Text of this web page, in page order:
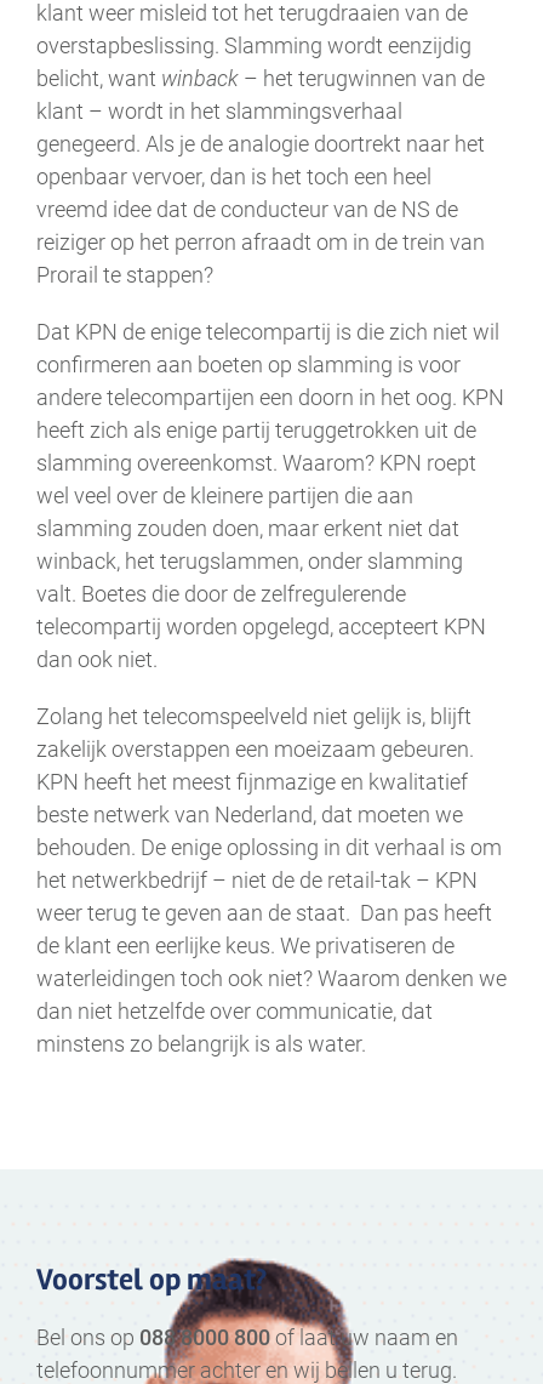
klant weer misleid tot het terugdraaien van de
overstapbeslissing. Slamming wordt eenzijdig
belicht, want winback – het terugwinnen van de
klant – wordt in het slammingsverhaal
genegeerd. Als je de analogie doortrekt naar het
openbaar vervoer, dan is het toch een heel
vreemd idee dat de conducteur van de NS de
reiziger op het perron afraadt om in de trein van
Prorail te stappen?
Dat KPN de enige telecompartij is die zich niet wil
confirmeren aan boeten op slamming is voor
andere telecompartijen een doorn in het oog. KPN
heeft zich als enige partij teruggetrokken uit de
slamming overeenkomst. Waarom? KPN roept
wel veel over de kleinere partijen die aan
slamming zouden doen, maar erkent niet dat
winback, het terugslammen, onder slamming
valt. Boetes die door de zelfregulerende
telecompartij worden opgelegd, accepteert KPN
dan ook niet.
Zolang het telecomspeelveld niet gelijk is, blijft
zakelijk overstappen een moeizaam gebeuren.
KPN heeft het meest fijnmazige en kwalitatief
beste netwerk van Nederland, dat moeten we
behouden. De enige oplossing in dit verhaal is om
het netwerkbedrijf – niet de de retail-tak – KPN
weer terug te geven aan de staat. Dan pas heeft
de klant een eerlijke keus. We privatiseren de
waterleidingen toch ook niet? Waarom denken we
dan niet hetzelfde over communicatie, dat
minstens zo belangrijk is als water.
Voorstel op maat?
Bel ons op 088 8000 800of laat uw naam en
telefoonnummer achter en wij bellen u terug.